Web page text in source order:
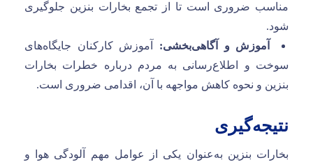
مناسب ضروری است تا از تجمع بخارات بنزین جلوگیری
شود.
آموزش و آگاهی‌بخشی:
آموزش کارکنان جایگاه‌های
سوخت و اطلاع‌رسانی به مردم درباره خطرات بخارات
بنزین و نحوه کاهش مواجهه با آن، اقدامی ضروری است.
نتیجه‌گیری
بخارات بنزین به‌عنوان یکی از عوامل مهم آلودگی هوا و